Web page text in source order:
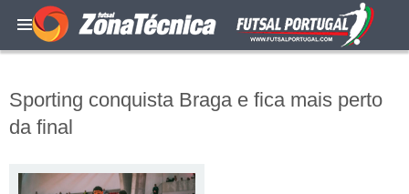
Sporting conquista Braga e fica mais perto
da final